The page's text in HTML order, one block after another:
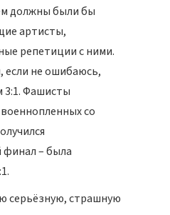
должны были бы
артисты,
репетиции с ними.
если не ошибаюсь,
3:1. Фашисты
со
– была
серьёзную, страшную